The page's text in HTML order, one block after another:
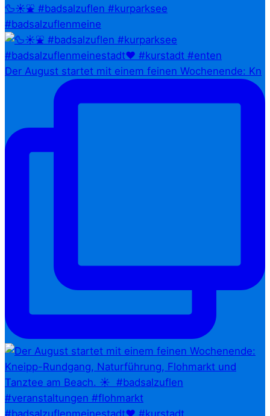
🦆☀️⛲ #badsalzuflen #kurparksee
#badsalzuflenmeine
Der August startet mit einem feinen Wochenende: Kn